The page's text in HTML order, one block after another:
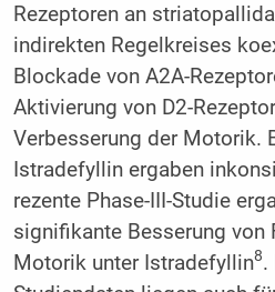
Rezeptoren an
indirekten Regelkreises
Blockade von A2A-
Aktivierung von D2-
Verbesserung der Motorik.
Istradefyllin ergaben
rezente Phase-III-Studie
signifikante Besserung von
Motorik unter Istradefyllin8.